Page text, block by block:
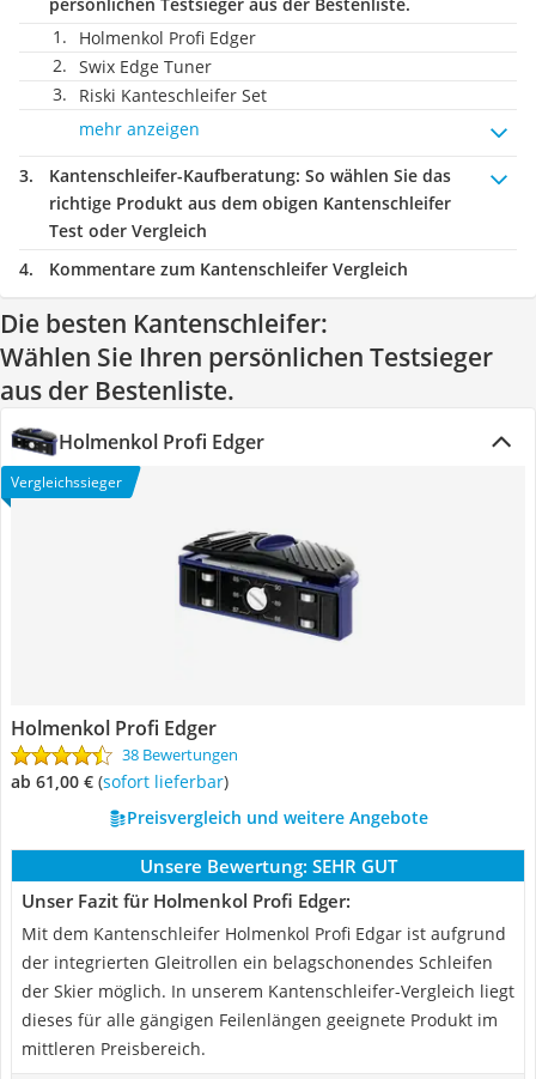
Holmenkol Profi Edger
Swix Edge Tuner
Riski Kanteschleifer Set
mehr anzeigen
Kantenschleifer-Kaufberatung: So wählen Sie das
richtige Produkt aus dem obigen Kantenschleifer
Test oder Vergleich
Kommentare zum Kantenschleifer Vergleich
Die besten Kantenschleifer:
Wählen Sie Ihren persönlichen Testsieger
aus der Bestenliste.
Holmenkol Profi Edger
Vergleichssieger
Holmenkol Profi Edger
38 Bewertungen
ab 61,00 € ( Sofort lieferbar)
Preisvergleich und weitere Angebote
Unsere Bewertung: SEHR GUT
Unser Fazit für Holmenkol Profi Edger:
Mit dem Kantenschleifer Holmenkol Profi Edgar ist aufgrund
der integrierten Gleitrollen ein belagschonendes Schleifen
der Skier möglich. In unserem Kantenschleifer-Vergleich liegt
dieses für alle gängigen Feilenlängen geeignete Produkt im
mittleren Preisbereich.